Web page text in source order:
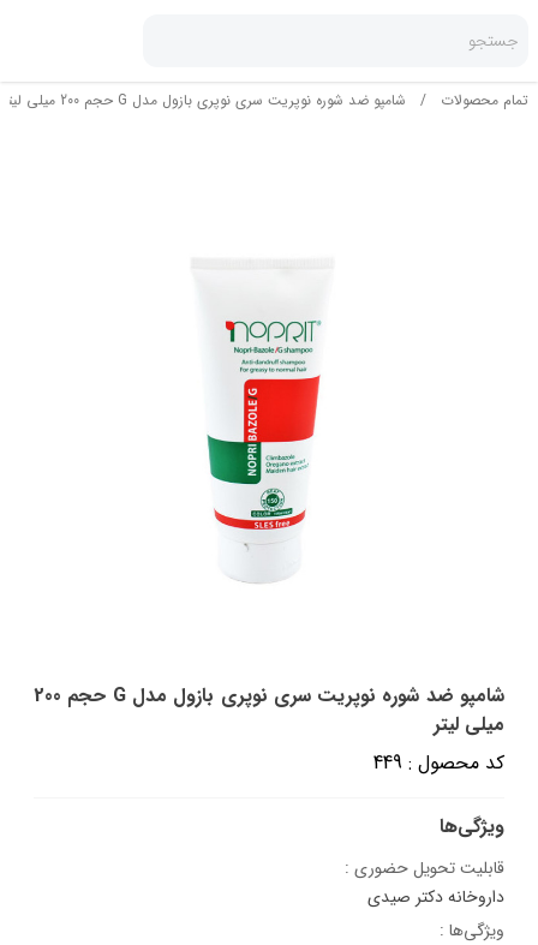
جستجو
تمام محصولات / شامپو ضد شوره نوپریت سری نوپری بازول مدل G حجم 200 میلی لیتر
شامپو ضد شوره نوپریت سری نوپری بازول مدل G حجم 200
میلی لیتر
کد محصول : 449
ویژگی‌ها
قابلیت تحویل حضوری :
داروخانه دکتر صیدی
ویژگی‌ها :